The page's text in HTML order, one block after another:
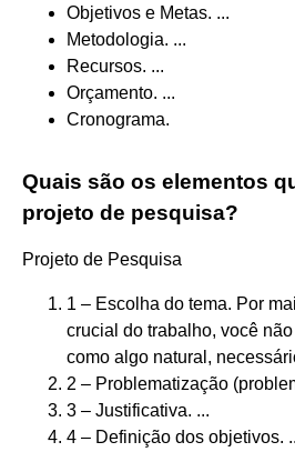
Objetivos e Metas. ...
Metodologia. ...
Recursos. ...
Orçamento. ...
Cronograma.
Quais são os elementos
projeto de pesquisa?
Projeto de Pesquisa
1 – Escolha do tema. Por
crucial do trabalho, você
como algo natural,
2 – Problematização
3 – Justificativa. ...
4 – Definição dos objetivos.